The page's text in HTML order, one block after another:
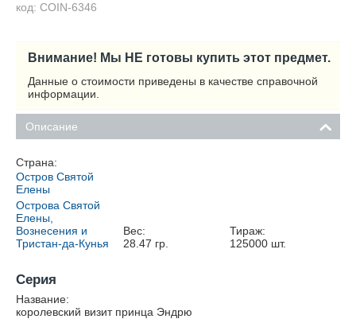
код: COIN-6346
Внимание! Мы НЕ готовы купить этот предмет.
Данные о стоимости приведены в качестве справочной
информации.
Описание
Страна:
Остров Святой
Елены
Острова Святой
Елены,
Вознесения и
Тристан-да-Кунья
Вес:
28.47 гр.
Тираж:
125000 шт.
Серия
Название:
королевский визит принца Эндрю